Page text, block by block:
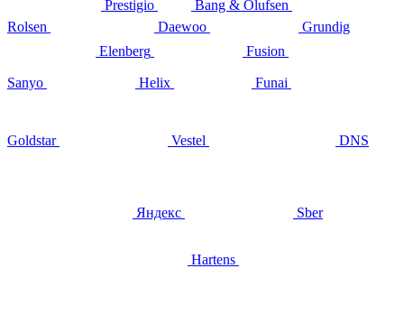
Prestigio
Bang & Olufsen
Rolsen
Daewoo
Grundig
Elenberg
Fusion
Sanyo Helix Funai
Goldstar Vestel DNS
Яндекс Sber
Hartens